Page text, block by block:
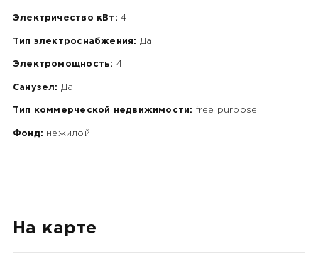
Электричество кВт: 4
Тип электроснабжения: Да
Электромощность: 4
Санузел: Да
Тип коммерческой недвижимости: free purpose
Фонд: нежилой
На карте